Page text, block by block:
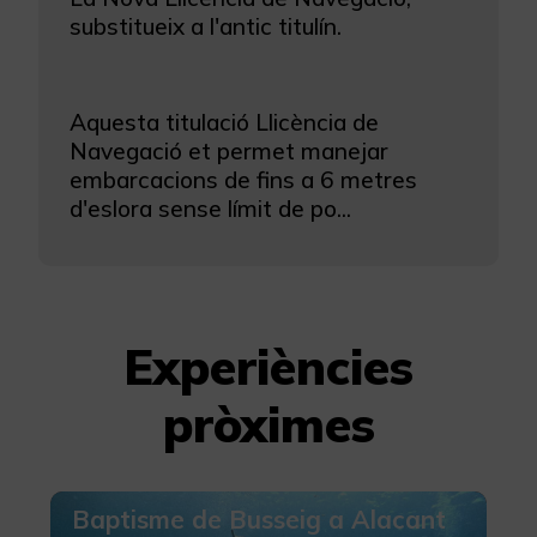
substitueix a l'antic titulín.
Aquesta titulació Llicència de
Navegació et permet manejar
embarcacions de fins a 6 metres
d'eslora sense límit de po...
Experiències
pròximes
Baptisme de Busseig a Alacant